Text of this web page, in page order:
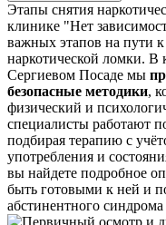
Этапы снятия
клинике "Нет
важных этапов на пути
наркотической ломки. В
Сергиевом Посаде мы
безопасные методики,
физический и
специалисты работают
подбирая терапию с
употребления и
вы найдете подробное
быть готовыми к ней и
абстинентного синдрома